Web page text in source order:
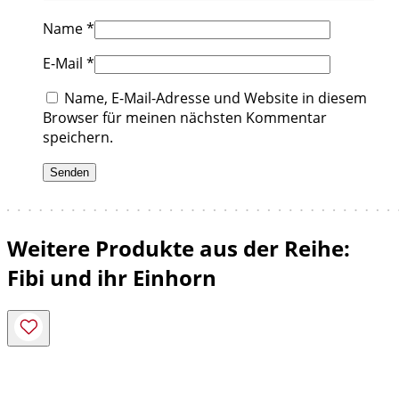
Name*
E-Mail *
Name, E-Mail-Adresse und Website in diesem
Browser für meinen nächsten Kommentar
speichern.
Weitere Produkte aus der Reihe:
Fibi und ihr Einhorn